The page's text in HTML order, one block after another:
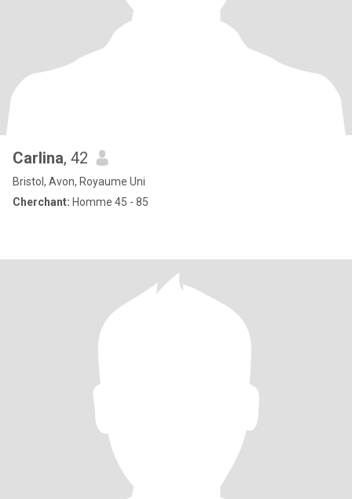
Carlina, 42
Bristol, Avon, Royaume Uni
Cherchant: Homme 45 - 85